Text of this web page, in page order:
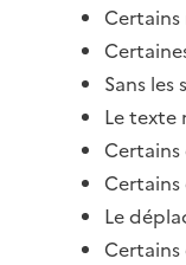
Certains
Sans
Le texte
Le